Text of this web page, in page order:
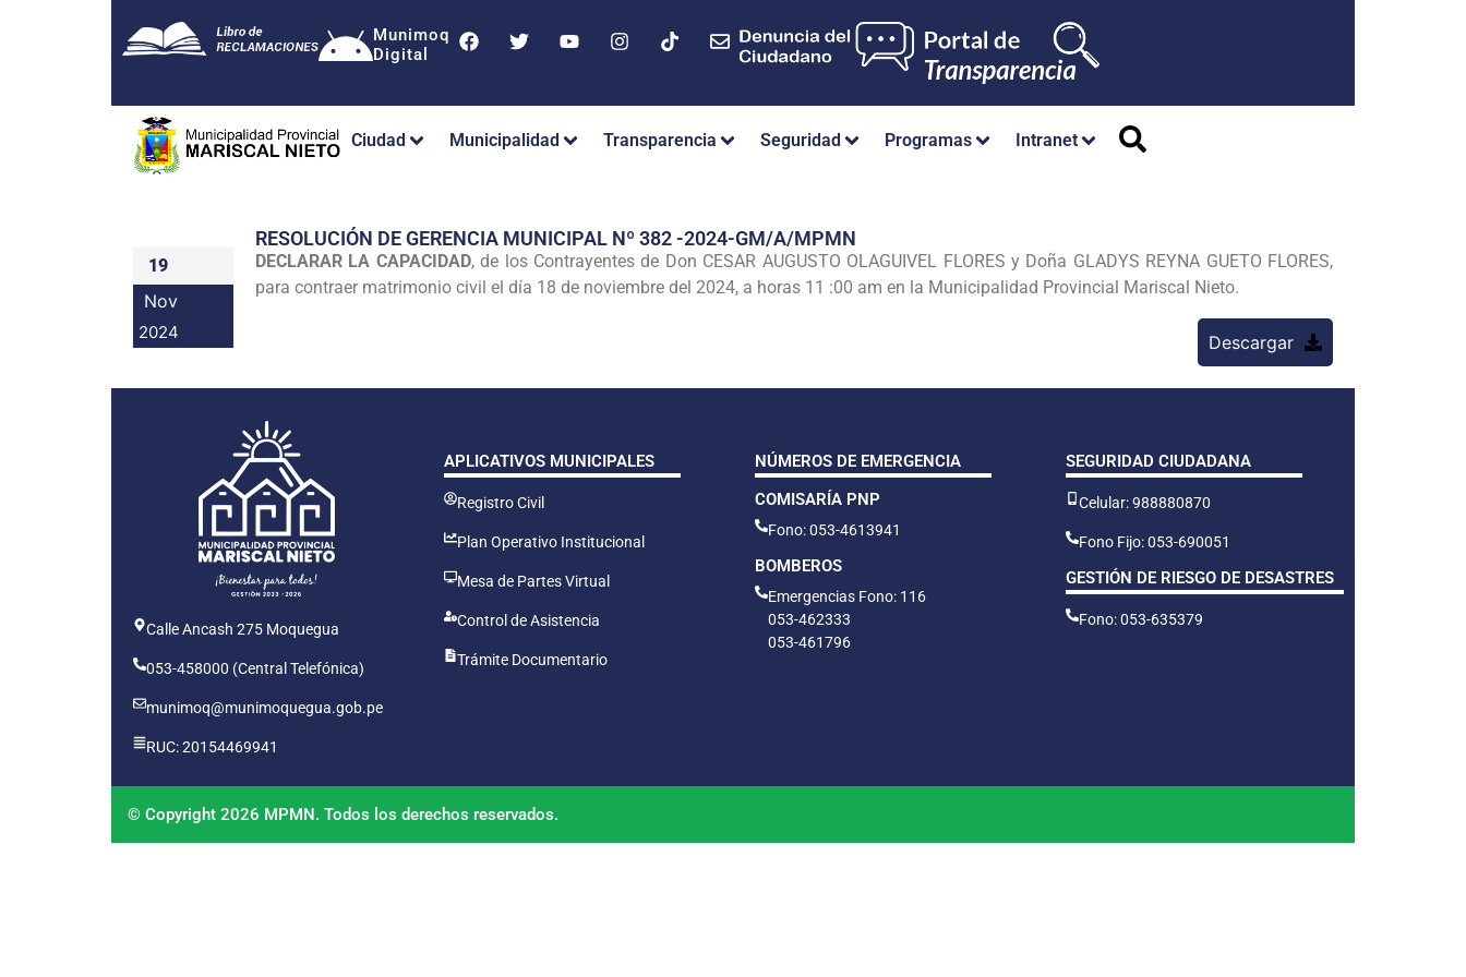
Munimoq
Digital
Ciudad Municipalidad Transparencia Seguridad Programas Intranet
19
Nov
2024
RESOLUCIÓN DE GERENCIA MUNICIPAL Nº 382 -2024-GM/A/MPMN
DECLARAR LA CAPACIDAD, de los Contrayentes de Don CESAR AUGUSTO OLAGUIVEL FLORES y Doña GLADYS REYNA GUETO FLORES,
para contraer matrimonio civil el día 18 de noviembre del 2024, a horas 11 :00 am en la Municipalidad Provincial Mariscal Nieto.
Descargar
Calle Ancash 275 Moquegua
053-458000 (Central Telefónica)
munimoq@munimoquegua.gob.pe
RUC: 20154469941
APLICATIVOS MUNICIPALES
Registro Civil
Plan Operativo Institucional
Mesa de Partes Virtual
Control de Asistencia
Trámite Documentario
NÚMEROS DE EMERGENCIA
COMISARÍA PNP
Fono: 053-4613941
BOMBEROS
Emergencias Fono: 116
053-462333
053-461796
SEGURIDAD CIUDADANA
Celular: 988880870
Fono Fijo: 053-690051
GESTIÓN DE RIESGO DE DESASTRES
Fono: 053-635379
© Copyright 2026 MPMN. Todos los derechos reservados.